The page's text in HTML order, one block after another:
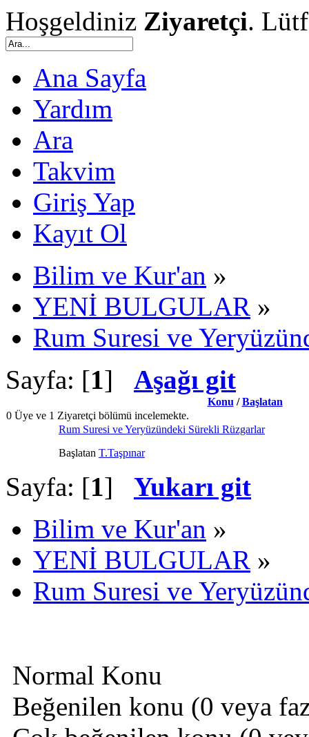
Hoşgeldiniz Ziyaretçi.
Ana Sayfa
Yardım
Ara
Takvim
Giriş Yap
Kayıt Ol
Bilim ve Kur'an »
YENİ BULGULAR »
Rum Suresi ve
Sayfa: [1] Aşağı git
Konu /Başlatan
0 Üye ve 1 Ziyaretçi bölümü incelemekte.
Rum Suresi ve Yeryüzündeki Sürekli Rüzgarlar
Başlatan T.Taşpınar
Sayfa: [1] Yukarı git
Bilim ve Kur'an »
YENİ BULGULAR »
Rum Suresi ve
Normal Konu
Beğenilen konu (0 veya